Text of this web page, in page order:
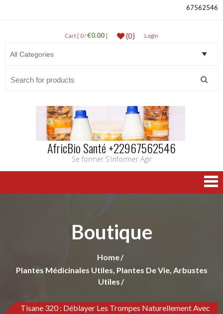
67562546
Cart [ 0 /€0.00] (0) LogIn
AfricBio Santé +22967562546
Se former S'informer Agir
Boutique
Home
Plantes Médicinales Utiles, Plantes De Vie, Arbustes
Utiles
Tisane 320 : Déblayer Les Trompes Naturellement Avec